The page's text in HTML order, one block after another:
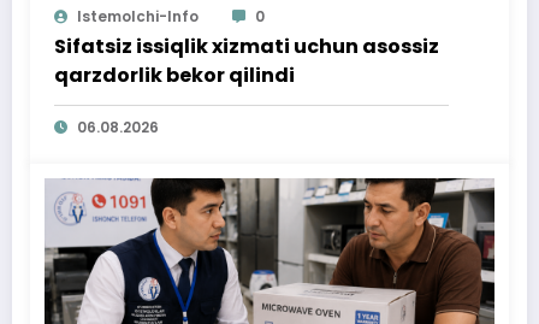
Istemolchi-Info 0
Sifatsiz issiqlik xizmati uchun asossiz
qarzdorlik bekor qilindi
06.08.2026